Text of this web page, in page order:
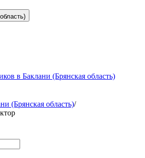
в Баклани (Брянская область)
(Брянская область)/